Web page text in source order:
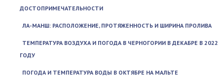
ДОСТОПРИМЕЧАТЕЛЬНОСТИ
ЛА-МАНШ: РАСПОЛОЖЕНИЕ, ПРОТЯЖЕННОСТЬ И ШИРИНА ПРОЛИВА
ТЕМПЕРАТУРА ВОЗДУХА И ПОГОДА В ЧЕРНОГОРИИ В ДЕКАБРЕ В 2022
ГОДУ
ПОГОДА И ТЕМПЕРАТУРА ВОДЫ В ОКТЯБРЕ НА МАЛЬТЕ